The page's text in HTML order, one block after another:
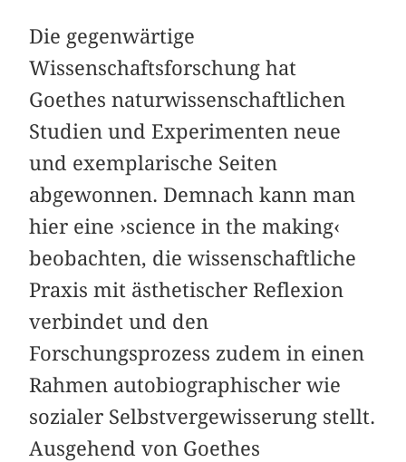
Die gegenwärtige
Wissenschaftsforschung hat
Goethes naturwissenschaftlichen
Studien und Experimenten neue
und exemplarische Seiten
abgewonnen. Demnach kann man
hier eine ›science in the making‹
beobachten, die wissenschaftliche
Praxis mit ästhetischer Reflexion
verbindet und den
Forschungsprozess zudem in einen
Rahmen autobiographischer wie
sozialer Selbstvergewisserung stellt.
Ausgehend von Goethes